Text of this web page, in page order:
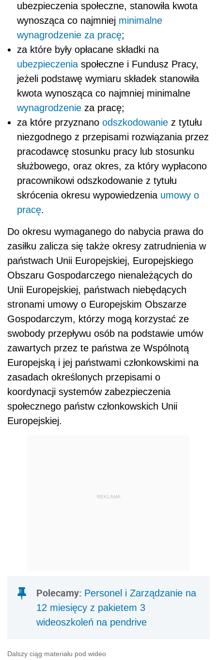
ubezpieczenia społeczne, stanowiła kwota
wynosząca co najmniej minimalne
wynagrodzenie za pracę;
za które były opłacane składki na
ubezpieczenia społeczne i Fundusz Pracy,
jeżeli podstawę wymiaru składek stanowiła
kwota wynosząca co najmniej minimalne
wynagrodzenie za pracę;
za które przyznano odszkodowanie z tytułu
niezgodnego z przepisami rozwiązania przez
pracodawcę stosunku pracy lub stosunku
służbowego, oraz okres, za który wypłacono
pracownikowi odszkodowanie z tytułu
skrócenia okresu wypowiedzenia umowy o
pracę.
Do okresu wymaganego do nabycia prawa do
zasiłku zalicza się także okresy zatrudnienia w
państwach Unii Europejskiej, Europejskiego
Obszaru Gospodarczego nienależących do
Unii Europejskiej, państwach niebędących
stronami umowy o Europejskim Obszarze
Gospodarczym, którzy mogą korzystać ze
swobody przepływu osób na podstawie umów
zawartych przez te państwa ze Wspólnotą
Europejską i jej państwami członkowskimi na
zasadach określonych przepisami o
koordynacji systemów zabezpieczenia
społecznego państw członkowskich Unii
Europejskiej.
REKLAMA
Polecamy: Personel i Zarządzanie na
12 miesięcy z pakietem 3
wideoszkoleń na pendrive
Dalszy ciąg materiału pod wideo